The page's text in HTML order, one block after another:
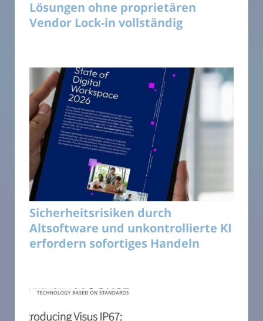
Lösungen ohne proprietären
Vendor Lock-in vollständig
Sicherheitsrisiken durch
Altsoftware und unkontrollierte KI
erfordern sofortiges Handeln